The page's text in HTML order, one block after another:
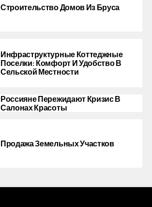
Строительство Домов Из Бруса
Инфраструктурные Коттеджные
Поселки: Комфорт И Удобство В
Сельской Местности
Россияне Пережидают Кризис В
Салонах Красоты
Продажа Земельных Участков